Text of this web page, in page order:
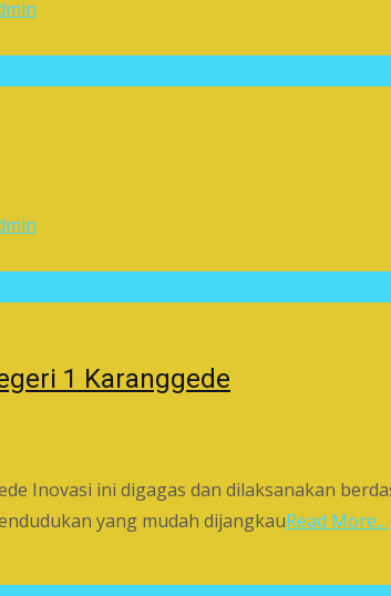
1 Karanggede
Inovasi ini digagas dan dilaksanakan
yang mudah dijangkauRead More…